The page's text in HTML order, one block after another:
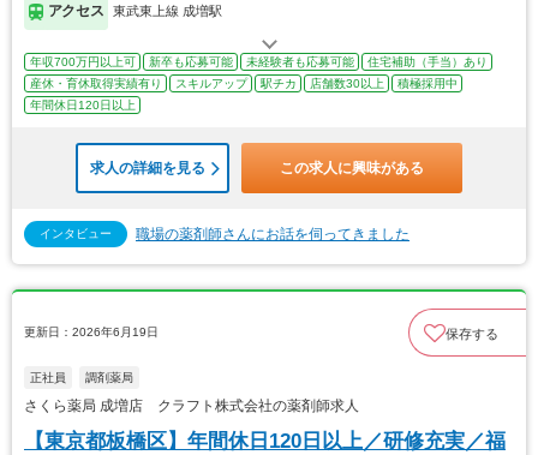
アクセス 東武東上線 成増駅
年収700万円以上可 新卒も応募可能 未経験者も応募可能
住宅補助（手当）あり
産休・育休取得実績有り
スキルアップ 駅チカ 店舗数30以上
積極採用中
年間休日120日以上
求人の詳細を見る この求人に興味がある
インタビュー 職場の薬剤師さんにお話を伺ってきました
更新日：2026年6月19日 保存する
正社員 調剤薬局
さくら薬局 成増店 クラフト株式会社の薬剤師求人
【東京都板橋区】年間休日120日以上／研修充実／福